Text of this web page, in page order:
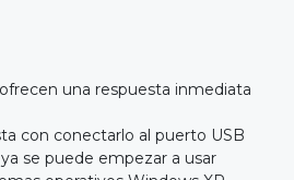
una respuesta inmediata
con conectarlo al puerto USB
se puede empezar a usar